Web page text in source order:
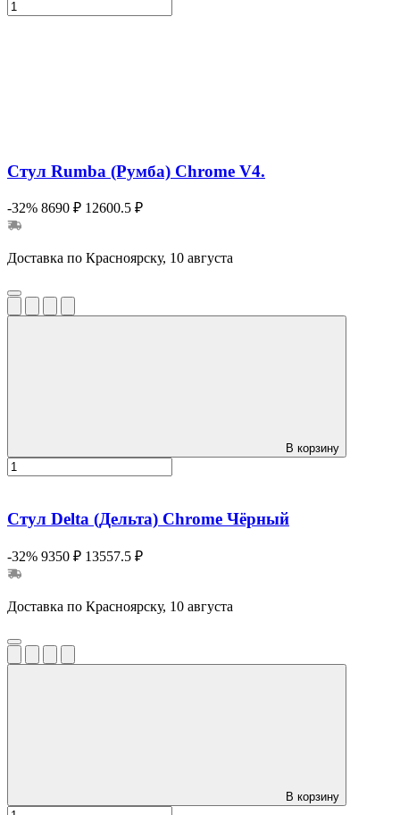
Стул Rumba (Румба) Chrome V4.
-32% 8690 ₽ 12600.5 ₽
Доставка по Красноярску, 10 августа
В корзину
Стул Delta (Дельта) Chrome Чёрный
-32% 9350 ₽ 13557.5 ₽
Доставка по Красноярску, 10 августа
В корзину